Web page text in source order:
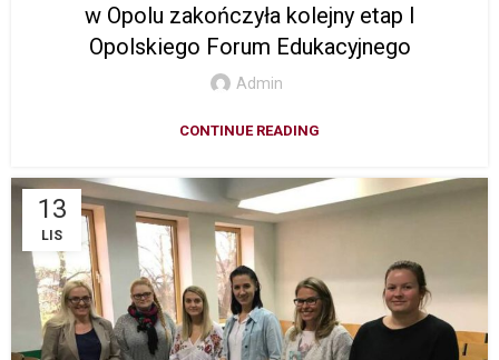
w Opolu zakończyła kolejny etap I
Opolskiego Forum Edukacyjnego
Admin
CONTINUE READING
13
LIS